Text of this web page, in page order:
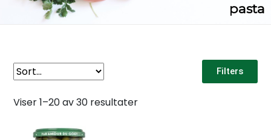
pasta
Filters
Viser 1–20 av 30 resultater